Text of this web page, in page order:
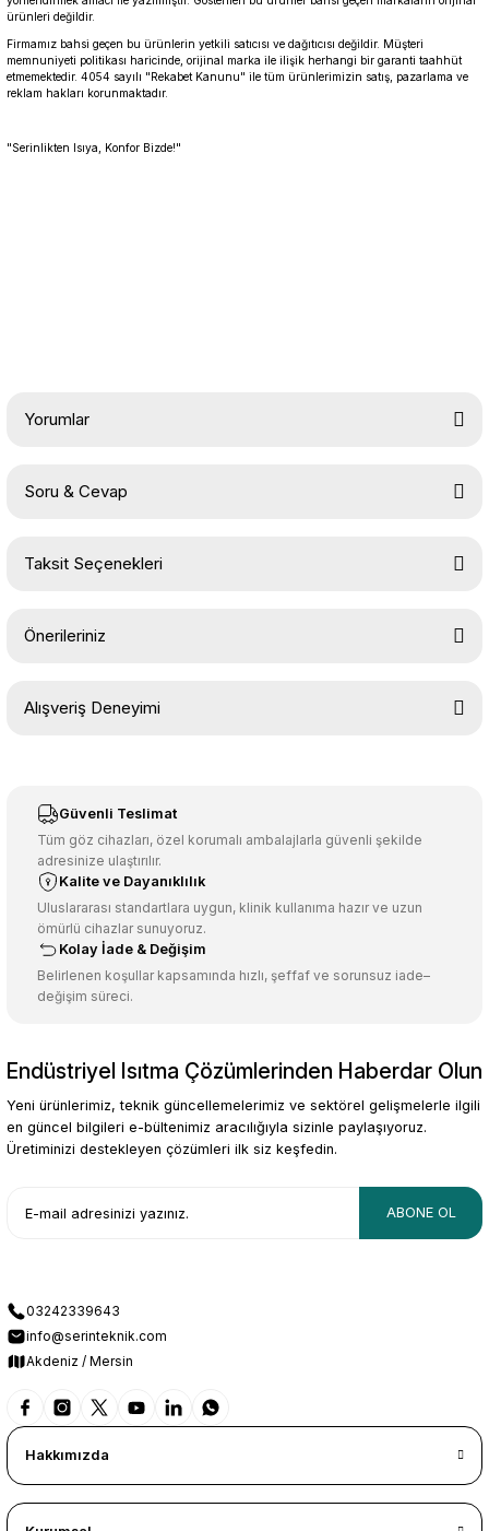
ürünleri değildir.
Firmamız bahsi geçen bu ürünlerin yetkili satıcısı ve dağıtıcısı değildir. Müşteri
memnuniyeti politikası haricinde, orijinal marka ile ilişik herhangi bir garanti taahhüt
etmemektedir. 4054 sayılı "Rekabet Kanunu" ile tüm ürünlerimizin satış, pazarlama ve
reklam hakları korunmaktadır.
"Serinlikten Isıya, Konfor Bizde!"
Yorumlar
Soru & Cevap
Taksit Seçenekleri
Önerileriniz
konularda yetersiz gördüğünüz noktaları öneri formunu kullanarak
Ürün resmi kalitesiz, bozuk veya görüntülenemiyor.
Ürün açıklamasında eksik bilgiler bulunuyor.
Ürün bilgilerinde hatalar bulunuyor.
Ürün fiyatı diğer sitelerden daha pahalı.
Bu ürüne benzer farklı alternatifler olmalı.
Gönder
Alışveriş Deneyimi
Güvenli Teslimat
Tüm göz cihazları, özel korumalı ambalajlarla güvenli şekilde
adresinize ulaştırılır.
Kalite ve Dayanıklılık
Uluslararası standartlara uygun, klinik kullanıma hazır ve uzun
ömürlü cihazlar sunuyoruz.
Kolay İade & Değişim
Belirlenen koşullar kapsamında hızlı, şeffaf ve sorunsuz iade–
değişim süreci.
Endüstriyel Isıtma Çözümlerinden Haberdar Olun
Yeni ürünlerimiz, teknik güncellemelerimiz ve sektörel gelişmelerle ilgili
en güncel bilgileri e-bültenimiz aracılığıyla sizinle paylaşıyoruz.
Üretiminizi destekleyen çözümleri ilk siz keşfedin.
ABONE OL
03242339643
info@serinteknik.com
Akdeniz / Mersin
Hakkımızda